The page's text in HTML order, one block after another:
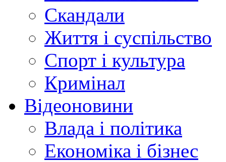
Скандали
Життя і суспільство
Спорт і культура
Кримінал
Відеоновини
Влада і політика
Економіка і бізнес